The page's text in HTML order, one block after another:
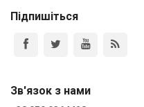
Підпишіться
Зв'язок з нами